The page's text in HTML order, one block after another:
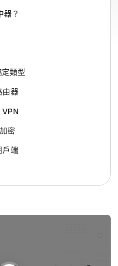
器？
類型
由器
VPN
密
戶端